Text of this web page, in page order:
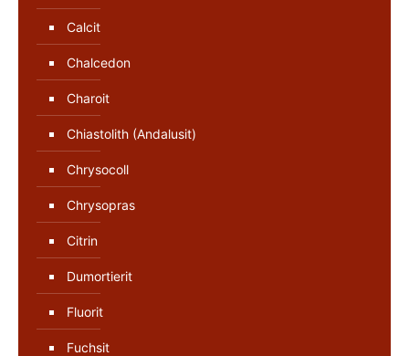
Calcit
Chalcedon
Charoit
Chiastolith (Andalusit)
Chrysocoll
Chrysopras
Citrin
Dumortierit
Fluorit
Fuchsit